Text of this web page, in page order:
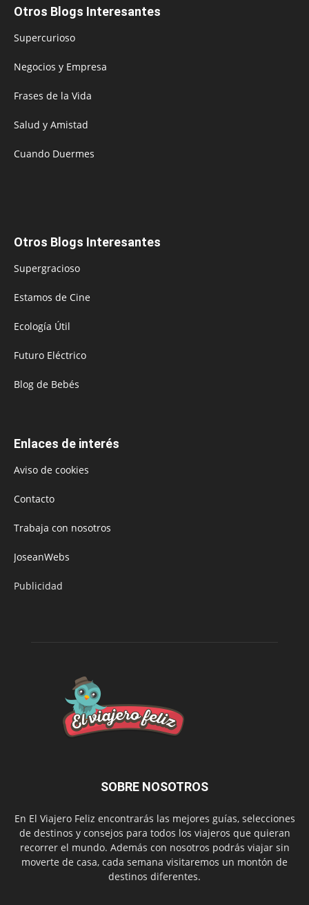
Otros Blogs Interesantes
Supercurioso
Negocios y Empresa
Frases de la Vida
Salud y Amistad
Cuando Duermes
Otros Blogs Interesantes
Supergracioso
Estamos de Cine
Ecología Útil
Futuro Eléctrico
Blog de Bebés
Enlaces de interés
Aviso de cookies
Contacto
Trabaja con nosotros
JoseanWebs
Publicidad
SOBRE NOSOTROS
En El Viajero Feliz encontrarás las mejores guías, selecciones
de destinos y consejos para todos los viajeros que quieran
recorrer el mundo. Además con nosotros podrás viajar sin
moverte de casa, cada semana visitaremos un montón de
destinos diferentes.